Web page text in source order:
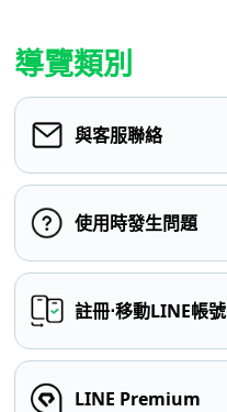
導覽類別
與客服聯絡
使用時發生問題
註冊⋅移動LINE帳號
LINE Premium